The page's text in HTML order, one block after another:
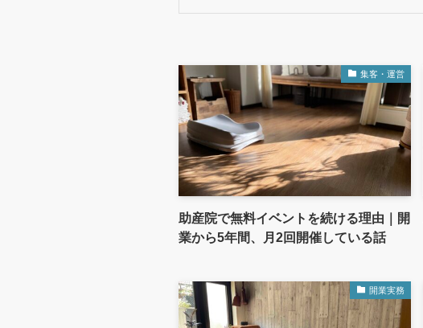
集客・運営
助産院で無料イベントを続ける理由｜開
業から5年間、月2回開催している話
開業実務